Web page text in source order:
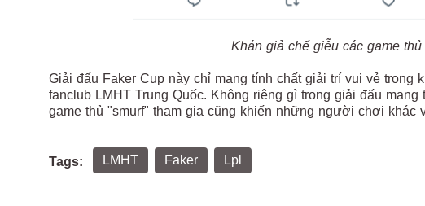
Khán giả chế giễu các game thủ
Giải đấu Faker Cup này chỉ mang tính chất giải trí vui vẻ trong
fanclub LMHT Trung Quốc. Không riêng gì trong giải đấu
game thủ "smurf" tham gia cũng khiến những người chơi khác
Tags: LMHT Faker Lpl